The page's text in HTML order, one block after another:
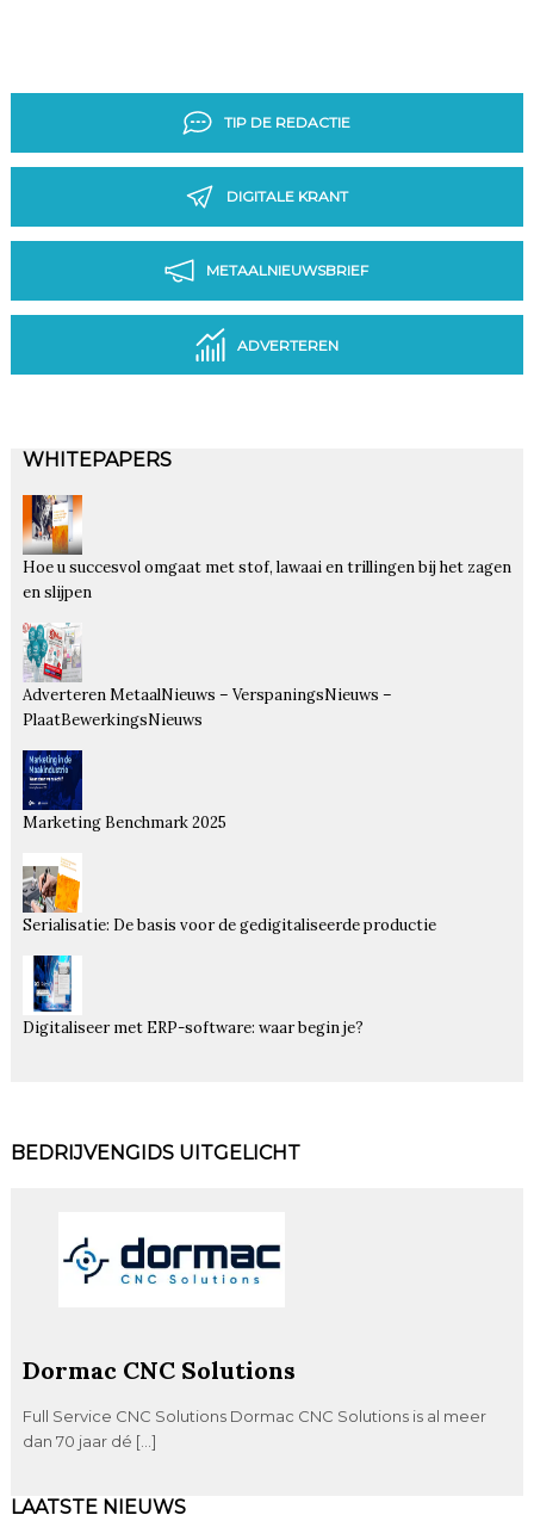
TIP DE REDACTIE
DIGITALE KRANT
METAALNIEUWSBRIEF
ADVERTEREN
WHITEPAPERS
Hoe u succesvol omgaat met stof, lawaai en trillingen bij het zagen
en slijpen
Adverteren MetaalNieuws – VerspaningsNieuws –
PlaatBewerkingsNieuws
Marketing Benchmark 2025
Serialisatie: De basis voor de gedigitaliseerde productie
Digitaliseer met ERP-software: waar begin je?
BEDRIJVENGIDS UITGELICHT
Dormac CNC Solutions
Full Service CNC Solutions Dormac CNC Solutions is al meer
dan 70 jaar dé […]
LAATSTE NIEUWS